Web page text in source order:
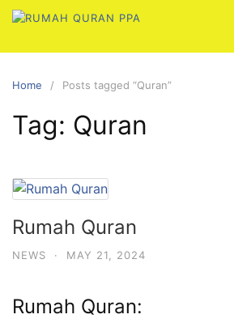
Skip
content
Home Posts tagged “Quran”
Tag: Quran
Rumah Quran
NEWS · MAY 21, 2024
Rumah Quran: